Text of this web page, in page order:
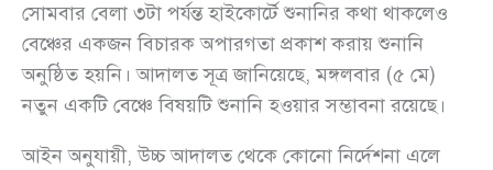
সোমবার বেলা ৩টা পর্যন্ত হাইকোর্টে শুনানির কথা থাকলেও
বেঞ্চের একজন বিচারক অপারগতা প্রকাশ করায় শুনানি
অনুষ্ঠিত হয়নি। আদালত সূত্র জানিয়েছে, মঙ্গলবার (৫ মে)
নতুন একটি বেঞ্চে বিষয়টি শুনানি হওয়ার সম্ভাবনা রয়েছে।
আইন অনুযায়ী, উচ্চ আদালত থেকে কোনো নির্দেশনা এলে